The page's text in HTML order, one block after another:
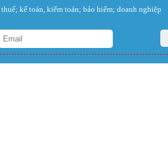
kế toán, kiểm toán; bảo hiểm; doanh nghiệp